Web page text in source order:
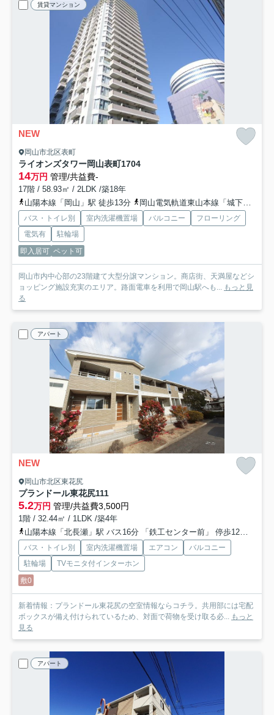
賃貸マンション
NEW
岡山市北区表町
ライオンズタワー岡山表町1704
14万円 管理/共益費-
17階 / 58.93㎡ / 2LDK /築18年
山陽本線「岡山」駅 徒歩13分
岡山電気軌道東山本線「城下」駅 徒歩2分
バス・トイレ別 室内洗濯機置場 バルコニー
フローリング
電気有
駐輪場
即入居可 ペット可
岡山市内中心部の23階建て大型分譲マンション。商店街、天満屋などシ
ョッピング施設充実のエリア。路面電車を利用で岡山駅へも... もっと見
る
アパート
NEW
岡山市北区東花尻
プランドール東花尻111
5.2万円 管理/共益費3,500円
1階 / 32.44㎡ / 1LDK /築4年
山陽本線「北長瀬」駅 バス16分 「鉄工センター前」 停歩12分
バス・トイレ別 室内洗濯機置場 エアコン
バルコニー
駐輪場
TVモニタ付インターホン
敷0
新着情報：プランドール東花尻の空室情報ならコチラ。共用部には宅配
ボックスが備え付けられているため、対面で荷物を受け取る必... もっと
見る
アパート